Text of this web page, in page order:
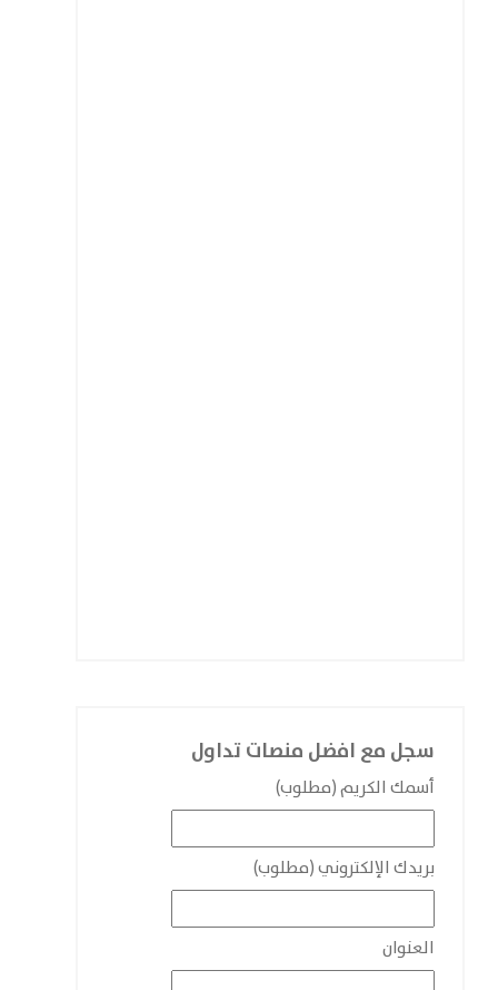
سجل مع افضل منصات تداول
أسمك الكريم (مطلوب)
بريدك الإلكتروني (مطلوب)
العنوان